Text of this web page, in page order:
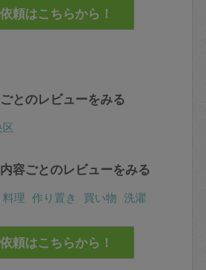
とのレビューをみる
容ごとのレビューをみる
料理 作り置き 買い物 洗濯